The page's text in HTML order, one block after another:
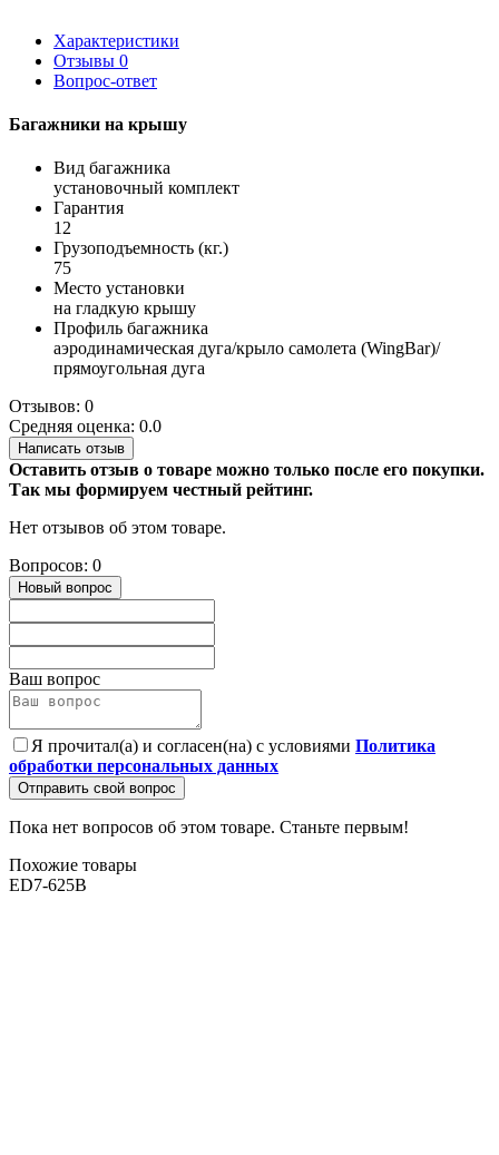
Характеристики
Отзывы 0
Вопрос-ответ
Багажники на крышу
Вид багажника
установочный комплект
Гарантия
12
Грузоподъемность (кг.)
75
Место установки
на гладкую крышу
Профиль багажника
аэродинамическая дуга/крыло самолета (WingBar)/
прямоугольная дуга
Отзывов: 0
Средняя оценка: 0.0
Написать отзыв
Оставить отзыв о товаре можно только после его покупки.
Так мы формируем честный рейтинг.
Нет отзывов об этом товаре.
Вопросов: 0
Новый вопрос
Ваш вопрос
Я прочитал(а) и согласен(на) с условиями Политика
обработки персональных данных
Отправить свой вопрос
Пока нет вопросов об этом товаре. Станьте первым!
Похожие товары
ED7-625B